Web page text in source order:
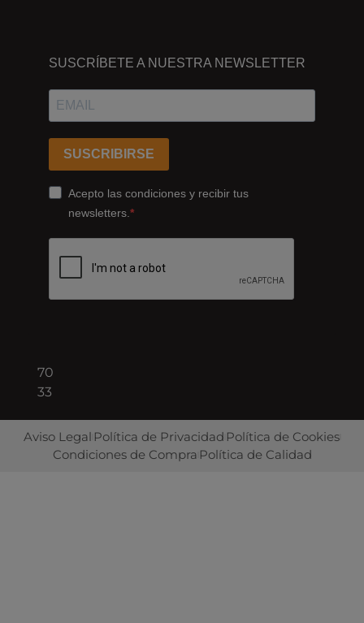
ESTAMOS
Passeig
Ferrocarrils
Catalans
178,
Cornellà
Barcelona
70
33
SUSCRÍBETE A NUESTRA NEWSLETTER
SUSCRIBIRSE
Acepto las condiciones y recibir tus
newsletters.
Aviso Legal Política de Privacidad Política de Cookies
Condiciones de Compra Política de Calidad